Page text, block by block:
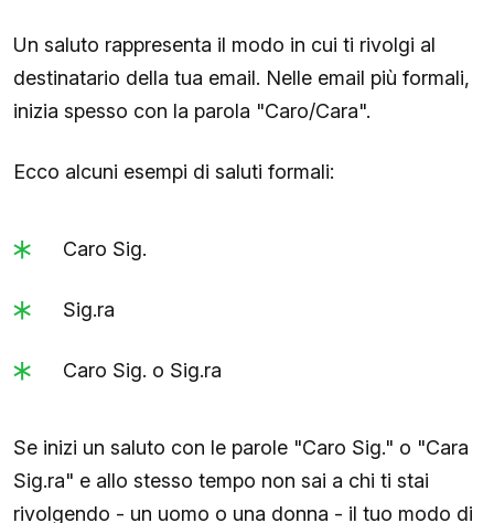
Un saluto rappresenta il modo in cui ti rivolgi al
destinatario della tua email. Nelle email più formali,
inizia spesso con la parola "Caro/Cara".
Ecco alcuni esempi di saluti formali:
Caro Sig.
Sig.ra
Caro Sig. o Sig.ra
Se inizi un saluto con le parole "Caro Sig." o "Cara
Sig.ra" e allo stesso tempo non sai a chi ti stai
rivolgendo - un uomo o una donna - il tuo modo di